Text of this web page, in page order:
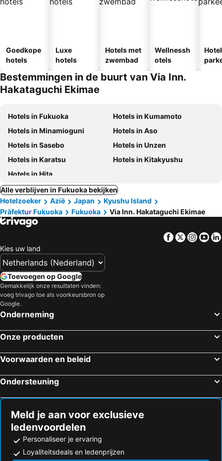
Goedkope
hotels
Luxe
hotels
Hotels met
zwembad
Wellnessh
otels
Bestemmingen in de buurt van Via Inn.
Hakataguchi Ekimae
Hotels in Fukuoka
Hotels in Kumamoto
Hotels in Minamioguni
Hotels in Aso
Hotels in Sasebo
Hotels in Unzen
Hotels in Karatsu
Hotels in Kitakyushu
Hotels in Hita
Alle verblijven in Fukuoka bekijken
Hotelzoeker
Azië Japan
Kyushu Island
Präfektur Fukuoka
Fukuoka Via Inn. Hakataguchi Ekimae
Facebook
Twitter
Kies uw land
Toevoegen op Google
Gemakkelijk onze resultaten vinden:
voeg trivago toe als voorkeursbron op
Google.
Onderneming
Onze producten
Voorwaarden en beleid
Ondersteuning
Meld je aan voor exclusieve
ledenvoordelen
Personaliseer je ervaring
Loyaliteitsdeals en ledenprijzen